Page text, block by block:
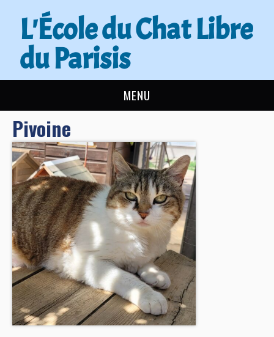
L'École du Chat Libre
du Parisis
MENU
L’ÉCOLE DU CHAT
ACTUALITÉS
ADOPTER
NOUS AIDER
CONTACT
BOUTIQUE
FORUM
Pivoine